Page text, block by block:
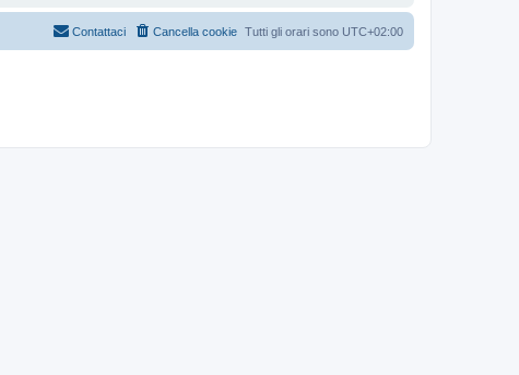
Tutti gli orari sono UTC+02:00
Cancella cookie
Contattaci